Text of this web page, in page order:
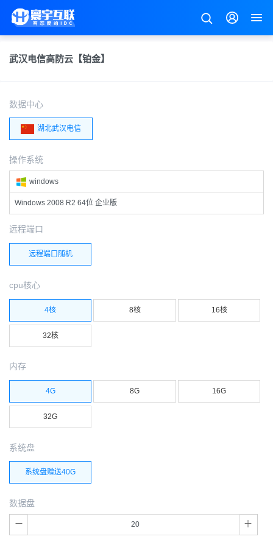
武汉电信高防云【铂金】
数据中心
湖北武汉电信
操作系统
windows
Windows 2008 R2 64位 企业版
远程端口
远程端口随机
cpu核心
4核 8核 16核
32核
内存
4G 8G 16G
32G
系统盘
系统盘赠送40G
数据盘